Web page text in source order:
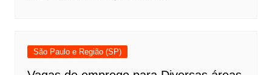
São Paulo e Região (SP)